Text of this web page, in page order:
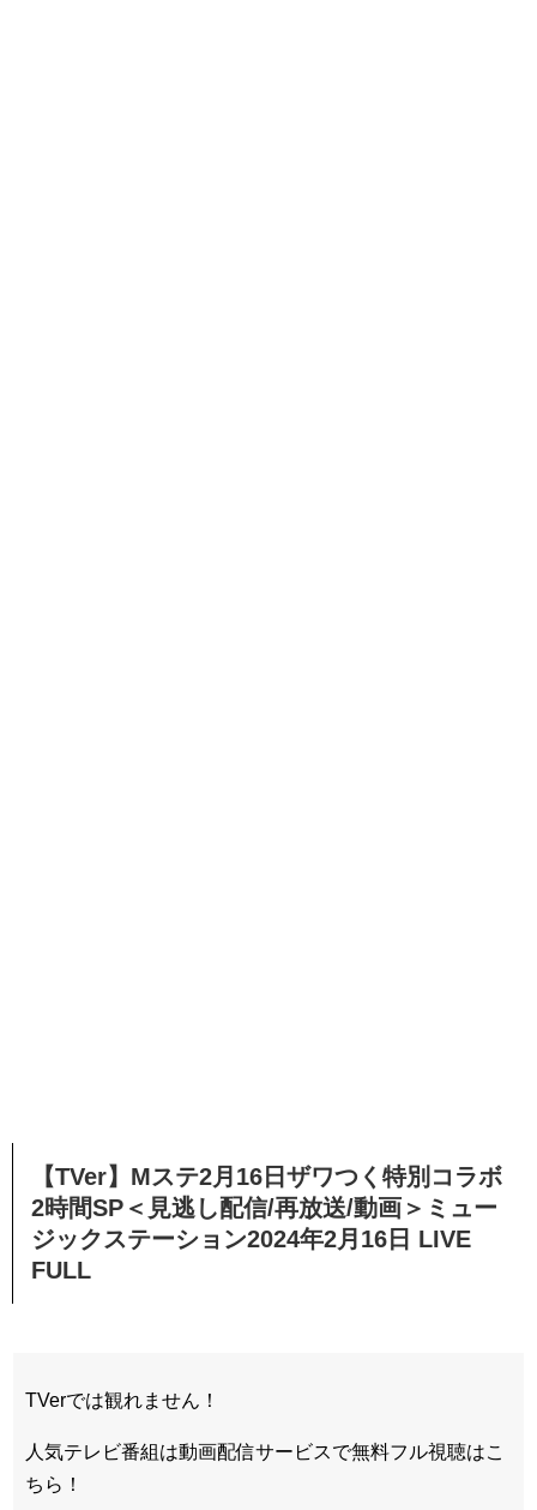
【TVer】Mステ2月16日ザワつく特別コラボ
2時間SP＜見逃し配信/再放送/動画＞ミュー
ジックステーション2024年2月16日 LIVE
FULL
TVerでは観れません！
人気テレビ番組は動画配信サービスで無料フル視聴はこ
ちら！